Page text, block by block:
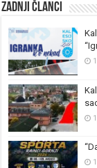
Zadnji članci